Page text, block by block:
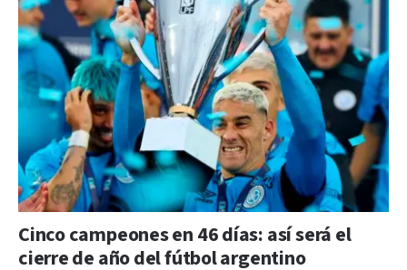
Cinco campeones en 46 días: así será el
cierre de año del fútbol argentino